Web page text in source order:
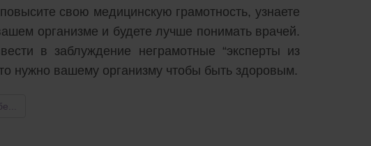
свою медицинскую грамотность, узнаете
организме и будете лучше понимать врачей.
в заблуждение неграмотные “эксперты из
нужно вашему организму чтобы быть здоровым.